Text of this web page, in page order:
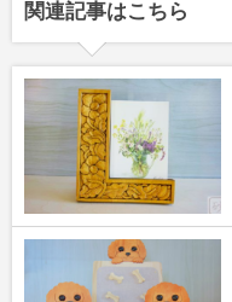
関連記事はこちら